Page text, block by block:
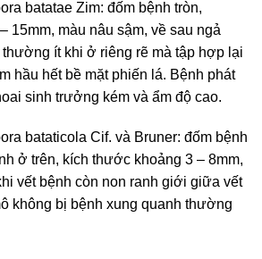
batatae Zim: đốm bệnh tròn,
15mm, màu nâu sậm, về sau ngả
ít khi ở riêng rẽ mà tập hợp lại
hầu hết bề mặt phiến lá. Bệnh phát
sinh trưởng kém và ẩm độ cao.
bataticola Cif. và Bruner: đốm bệnh
ở trên, kích thước khoảng 3 – 8mm,
vết bệnh còn non ranh giới giữa vết
không bị bệnh xung quanh thường